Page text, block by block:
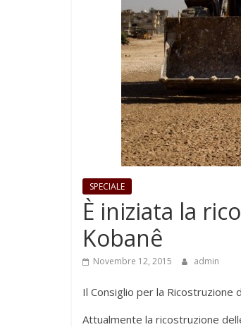
SPECIALE
È iniziata la
Kobanê
Novembre 12, 2015 admin
Il Consiglio per la Ricostruzione
Attualmente la ricostruzione